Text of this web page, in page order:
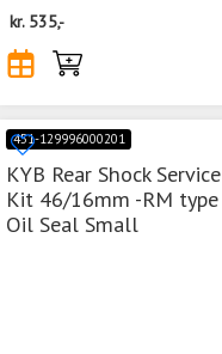
kr. 535,-
451-129996000201
KYB Rear Shock Service
Kit 46/16mm -RM type
Oil Seal Small